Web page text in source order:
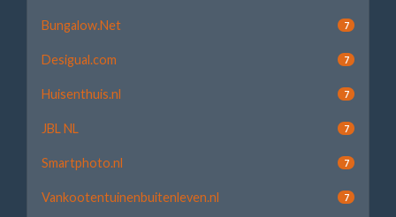
Bungalow.Net 7
Desigual.com 7
Huisenthuis.nl 7
JBL NL 7
Smartphoto.nl 7
Vankootentuinenbuitenleven.nl 7